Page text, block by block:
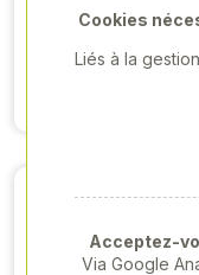
99 000,00
Cookies
Liés à la
Acceptez-
Via Google